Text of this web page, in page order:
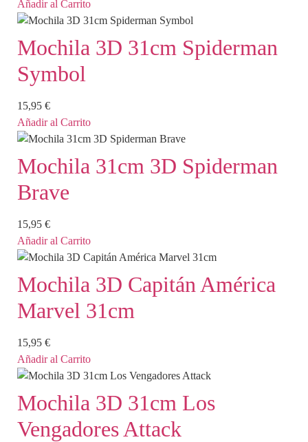
Añadir al Carrito
Mochila 3D 31cm Spiderman
Symbol
15,95 €
Añadir al Carrito
Mochila 31cm 3D Spiderman
Brave
15,95 €
Añadir al Carrito
Mochila 3D Capitán América
Marvel 31cm
15,95 €
Añadir al Carrito
Mochila 3D 31cm Los
Vengadores Attack